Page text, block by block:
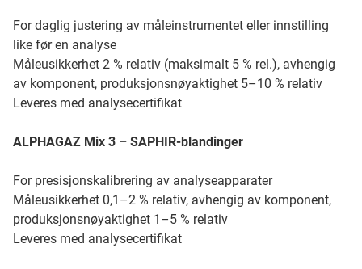
For daglig justering av måleinstrumentet eller innstilling
like før en analyse
Måleusikkerhet 2 % relativ (maksimalt 5 % rel.), avhengig
av komponent, produksjonsnøyaktighet 5–10 % relativ
Leveres med analysecertifikat
ALPHAGAZ Mix 3 – SAPHIR-blandinger
For presisjonskalibrering av analyseapparater
Måleusikkerhet 0,1–2 % relativ, avhengig av komponent,
produksjonsnøyaktighet 1–5 % relativ
Leveres med analysecertifikat